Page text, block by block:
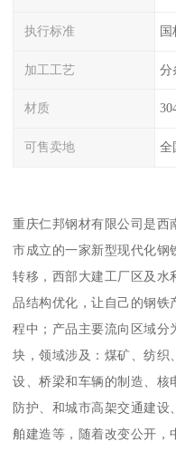
执行标准 国
加工工艺 分
材质
可售卖地 全
重庆仁邦钢材有限公司是西
市成立的一家新型现代化钢
转移，西部大建工厂区及水
品结构优化，让自己的钢铁
程中；产品主要流向区域分
块，领域涉及：煤矿、纺
设、桥梁和车辆的制造、核
防护、和城市高架交通建
舶建造等，随着改变公开，